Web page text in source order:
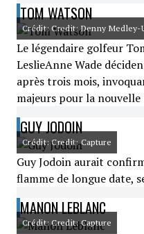
TOM WATSON
Crédit: Credit: Denny Medley-
Le légendaire golfeur
LeslieAnne Wade
après trois mois,
majeurs pour la nouvelle
GUY JODOIN
Crédit: Credit: Capture
Guy Jodoin aurait
flamme de longue date,
MANON LEBLANC
Crédit: Credit: Capture